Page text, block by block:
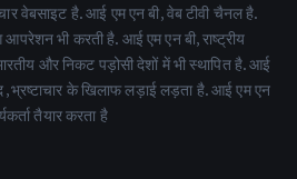
वेबसाइट है. आई एम एन बी, वेब टीवी चैनल है.
भी करती है. आई एम एन बी, राष्ट्रीय
और निकट पड़ोसी देशों में भी स्थापित है. आई
के खिलाफ लड़ाई लड़ता है. आई एम एन
तैयार करता है